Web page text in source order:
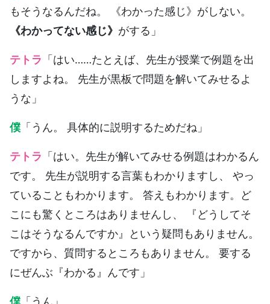
もそうなるんだね。 《わかった感じ》がしない。
《わかってない感じ》 がする」
テトラ 「はい……たとえば、先生が授業で例題を出
しますよね。 先生が黒板で問題を解いてみせるよ
うな」
僕 「うん。 具体的に説明するためだね」
テトラ 「はい。先生が解いてみせる例題はわかるん
です。 先生が説明する言葉もわかりますし、 やっ
ていることもわかります。 答えもわかります。ど
こにも驚くところはありませんし、 『どうしてそ
こはそうなるんですか』という疑問もありません。
ですから、質問するところもありません。 要する
にぜんぶ『わかる』んです」
僕 「うん」